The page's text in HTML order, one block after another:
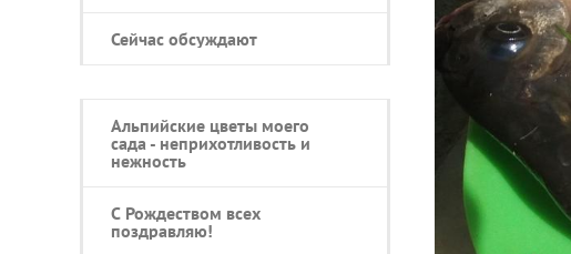
Сейчас обсуждают
Альпийские цветы моего
сада - неприхотливость и
нежность
С Рождеством всех
поздравляю!